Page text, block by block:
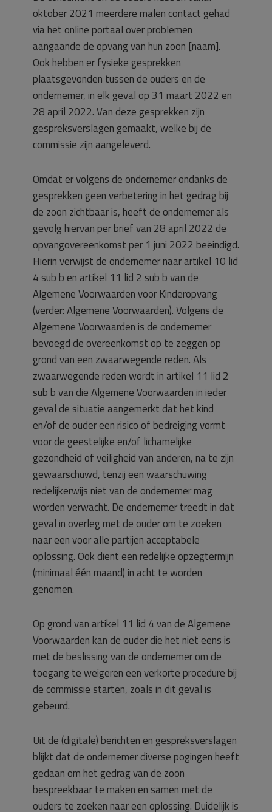
oktober 2021 meerdere malen contact gehad
via het online portaal over problemen
aangaande de opvang van hun zoon [naam].
Ook hebben er fysieke gesprekken
plaatsgevonden tussen de ouders en de
ondernemer, in elk geval op 31 maart 2022 en
28 april 2022. Van deze gesprekken zijn
gespreksverslagen gemaakt, welke bij de
commissie zijn aangeleverd.
Omdat er volgens de ondernemer ondanks de
gesprekken geen verbetering in het gedrag bij
de zoon zichtbaar is, heeft de ondernemer als
gevolg hiervan per brief van 28 april 2022 de
opvangovereenkomst per 1 juni 2022 beëindigd.
Hierin verwijst de ondernemer naar artikel 10 lid
4 sub b en artikel 11 lid 2 sub b van de
Algemene Voorwaarden voor Kinderopvang
(verder: Algemene Voorwaarden). Volgens de
Algemene Voorwaarden is de ondernemer
bevoegd de overeenkomst op te zeggen op
grond van een zwaarwegende reden. Als
zwaarwegende reden wordt in artikel 11 lid 2
sub b van die Algemene Voorwaarden in ieder
geval de situatie aangemerkt dat het kind
en/of de ouder een risico of bedreiging vormt
voor de geestelijke en/of lichamelijke
gezondheid of veiligheid van anderen, na te zijn
gewaarschuwd, tenzij een waarschuwing
redelijkerwijs niet van de ondernemer mag
worden verwacht. De ondernemer treedt in dat
geval in overleg met de ouder om te zoeken
naar een voor alle partijen acceptabele
oplossing. Ook dient een redelijke opzegtermijn
(minimaal één maand) in acht te worden
genomen.
Op grond van artikel 11 lid 4 van de Algemene
Voorwaarden kan de ouder die het niet eens is
met de beslissing van de ondernemer om de
toegang te weigeren een verkorte procedure bij
de commissie starten, zoals in dit geval is
gebeurd.
Uit de (digitale) berichten en gespreksverslagen
blijkt dat de ondernemer diverse pogingen heeft
gedaan om het gedrag van de zoon
bespreekbaar te maken en samen met de
ouders te zoeken naar een oplossing. Duidelijk is